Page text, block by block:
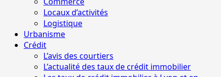
Locaux d’activités
Logistique
Urbanisme
Crédit
L’avis des courtiers
L’actualité des taux de crédit immobilier